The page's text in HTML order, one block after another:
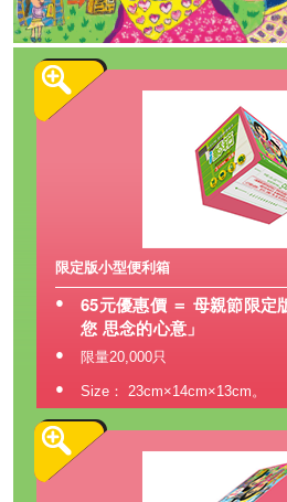
限定版小型便利箱
●
65元優惠價 ＝ 母親節限定
您 思念的心意」
●
限量20,000只
●
Size： 23cm×14cm×13cm。